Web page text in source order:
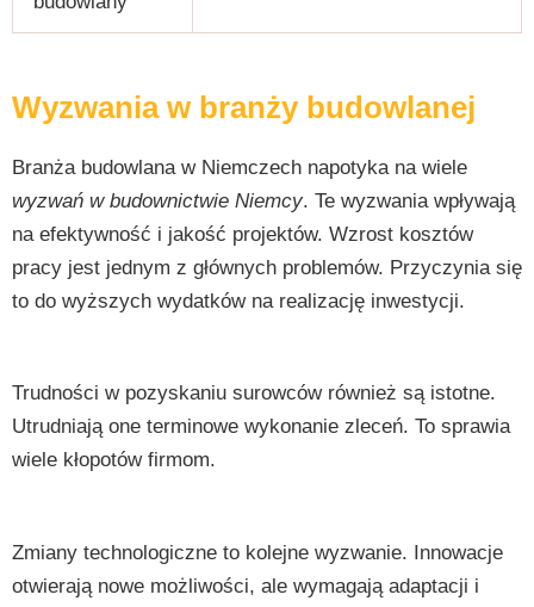
Wyzwania w branży budowlanej
Branża budowlana w Niemczech napotyka na wiele
wyzwań w budownictwie Niemcy. Te wyzwania wpływają
na efektywność i jakość projektów. Wzrost kosztów
pracy jest jednym z głównych problemów. Przyczynia się
to do wyższych wydatków na realizację inwestycji.
Trudności w pozyskaniu surowców również są istotne.
Utrudniają one terminowe wykonanie zleceń. To sprawia
wiele kłopotów firmom.
Zmiany technologiczne to kolejne wyzwanie. Innowacje
otwierają nowe możliwości, ale wymagają adaptacji i